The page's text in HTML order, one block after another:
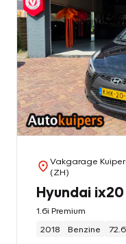
Vakgarage
(ZH)
Hyundai ix20
1.6i Premium
2018
Benzine